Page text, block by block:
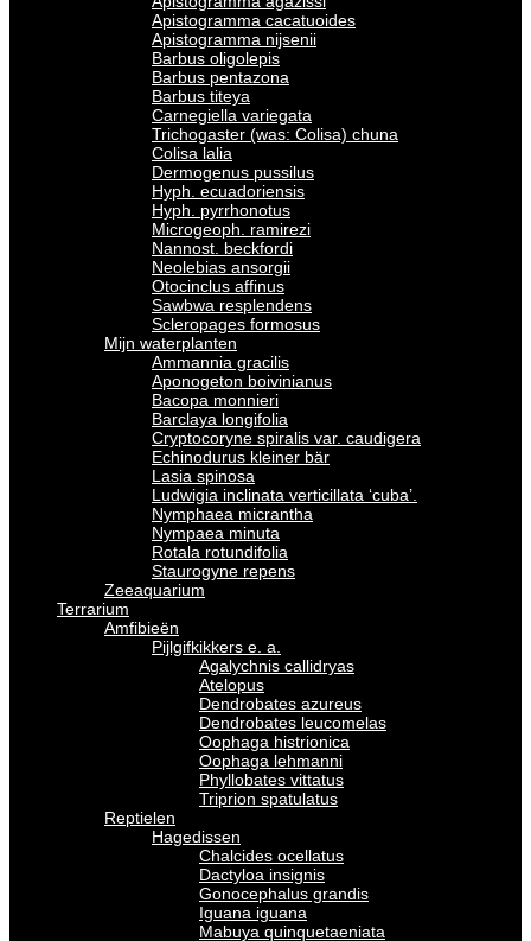
Apistogramma cacatuoides
Apistogramma nijsenii
Barbus oligolepis
Barbus pentazona
Barbus titeya
Carnegiella variegata
Trichogaster (was: Colisa) chuna
Colisa lalia
Dermogenus pussilus
Hyph. ecuadoriensis
Hyph. pyrrhonotus
Microgeoph. ramirezi
Nannost. beckfordi
Neolebias ansorgii
Otocinclus affinus
Sawbwa resplendens
Scleropages formosus
Mijn waterplanten
Ammannia gracilis
Aponogeton boivinianus
Bacopa monnieri
Barclaya longifolia
Cryptocoryne spiralis var. caudigera
Echinodurus kleiner bär
Lasia spinosa
Ludwigia inclinata verticillata ‘cuba’.
Nymphaea micrantha
Nympaea minuta
Rotala rotundifolia
Staurogyne repens
Zeeaquarium
Terrarium
Amfibieën
Pijlgifkikkers e. a.
Agalychnis callidryas
Atelopus
Dendrobates azureus
Dendrobates leucomelas
Oophaga histrionica
Oophaga lehmanni
Phyllobates vittatus
Triprion spatulatus
Reptielen
Hagedissen
Chalcides ocellatus
Dactyloa insignis
Gonocephalus grandis
Iguana iguana
Mabuya quinquetaeniata